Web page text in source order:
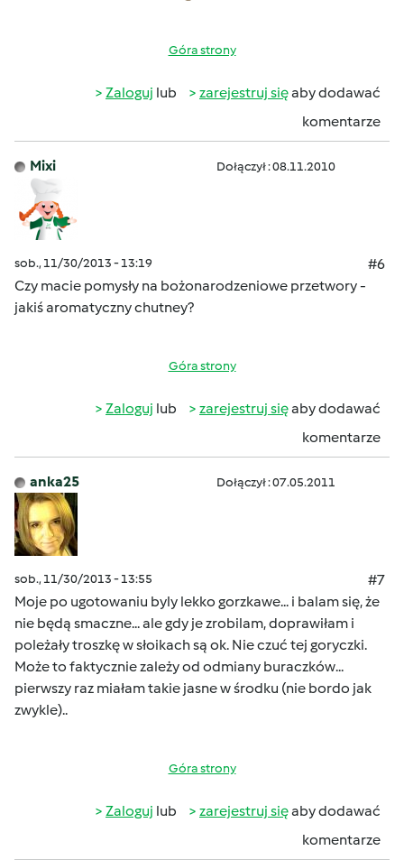
Góra strony
Zaloguj lub zarejestruj sięaby dodawać
komentarze
Mixi Dołączył : 08.11.2010
sob., 11/30/2013 - 13:19
#6
Czy macie pomysły na bożonarodzeniowe przetwory -
jakiś aromatyczny chutney?
Góra strony
Zaloguj lub zarejestruj sięaby dodawać
komentarze
anka25 Dołączył : 07.05.2011
sob., 11/30/2013 - 13:55
#7
Moje po ugotowaniu byly lekko gorzkawe... i balam się, że
nie będą smaczne... ale gdy je zrobilam, doprawiłam i
poleżały troszkę w słoikach są ok. Nie czuć tej goryczki.
Może to faktycznie zależy od odmiany buraczków...
pierwszy raz miałam takie jasne w środku (nie bordo jak
zwykle)..
Góra strony
Zaloguj lub zarejestruj sięaby dodawać
komentarze